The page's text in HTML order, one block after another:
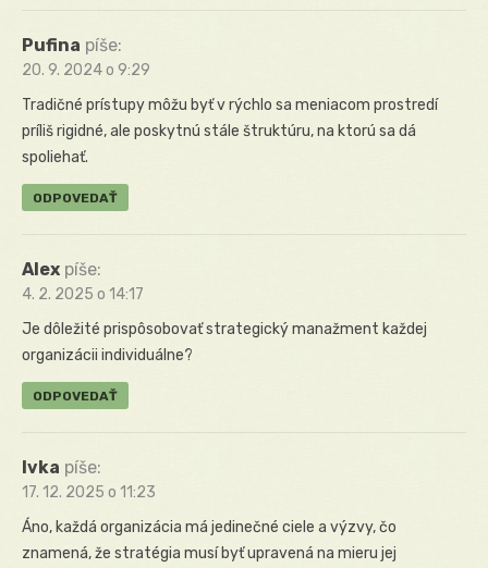
Pufina píše:
20. 9. 2024 o 9:29
Tradičné prístupy môžu byť v rýchlo sa meniacom prostredí
príliš rigidné, ale poskytnú stále štruktúru, na ktorú sa dá
spoliehať.
ODPOVEDAŤ
Alex píše:
4. 2. 2025 o 14:17
Je dôležité prispôsobovať strategický manažment každej
organizácii individuálne?
ODPOVEDAŤ
Ivka píše:
17. 12. 2025 o 11:23
Áno, každá organizácia má jedinečné ciele a výzvy, čo
znamená, že stratégia musí byť upravená na mieru jej